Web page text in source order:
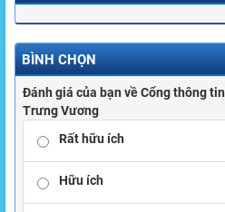
BÌNH CHỌN
Đánh giá của bạn về Cổng thông
Trưng Vương
Rất hữu ích
Hữu ích